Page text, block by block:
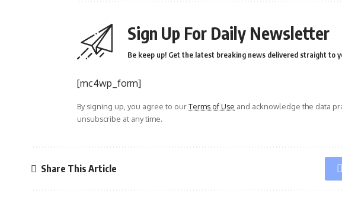
Sign Up For Daily Newsletter
Be keep up! Get the latest breaking news delivered straight to
[mc4wp_form]
By signing up, you agree to ourTerms of Use and acknowledge the data
unsubscribe at any time.
Share This Article